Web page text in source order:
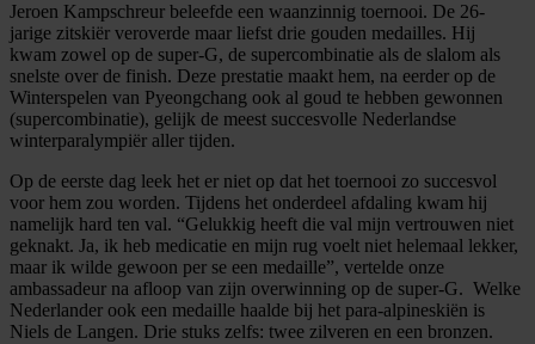
Jeroen Kampschreur beleefde een waanzinnig toernooi. De 26-
jarige zitskiër veroverde maar liefst drie gouden medailles. Hij
kwam zowel op de super-G, de supercombinatie als de slalom als
snelste over de finish. Deze prestatie maakt hem, na eerder op de
Winterspelen van Pyeongchang ook al goud te hebben gewonnen
(supercombinatie), gelijk de meest succesvolle Nederlandse
winterparalympiër aller tijden.
Op de eerste dag leek het er niet op dat het toernooi zo succesvol
voor hem zou worden. Tijdens het onderdeel afdaling kwam hij
namelijk hard ten val. “Gelukkig heeft die val mijn vertrouwen niet
geknakt. Ja, ik heb medicatie en mijn rug voelt niet helemaal lekker,
maar ik wilde gewoon per se een medaille”, vertelde onze
ambassadeur na afloop van zijn overwinning op de super-G. Welke
Nederlander ook een medaille haalde bij het para-alpineskiën is
Niels de Langen. Drie stuks zelfs: twee zilveren en een bronzen.